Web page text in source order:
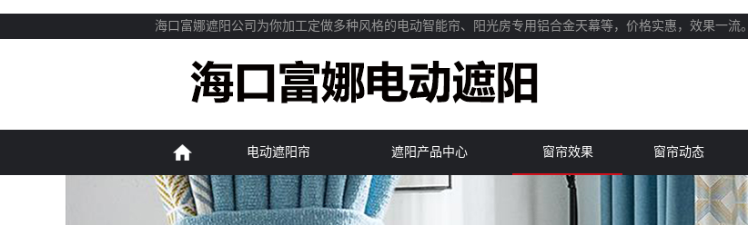
海口富娜遮阳公司为你加工定做多种风格的电动智能帘、阳光房专用铝合金天幕等，价格实惠，效果一流。
电动遮阳帘 遮阳产品中心 窗帘效果 窗帘动态